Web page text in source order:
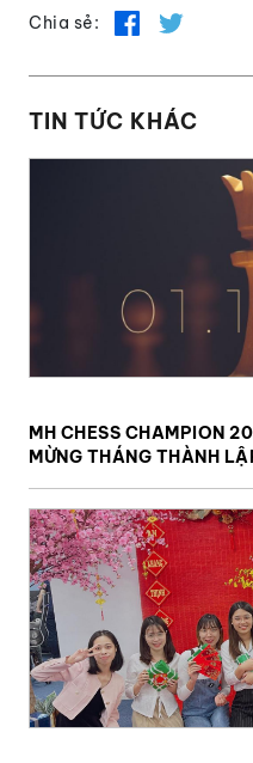
Chia sẻ:
TIN TỨC KHÁC
MH CHESS CHAMPION
MỪNG THÁNG THÀNH